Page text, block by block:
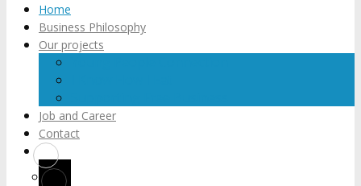
Home
Business Philosophy
Our projects
Job and Career
Contact